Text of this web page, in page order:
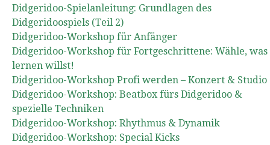
Didgeridoo-Spielanleitung: Grundlagen des
Didgeridoospiels (Teil 2)
Didgeridoo-Workshop für Anfänger
Didgeridoo-Workshop für Fortgeschrittene: Wähle, was
lernen willst!
Didgeridoo-Workshop Profi werden – Konzert & Studio
Didgeridoo-Workshop: Beatbox fürs Didgeridoo &
spezielle Techniken
Didgeridoo-Workshop: Rhythmus & Dynamik
Didgeridoo-Workshop: Special Kicks